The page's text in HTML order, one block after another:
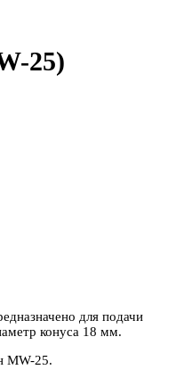
25)
для подачи
конуса 18 мм.
MW-25.